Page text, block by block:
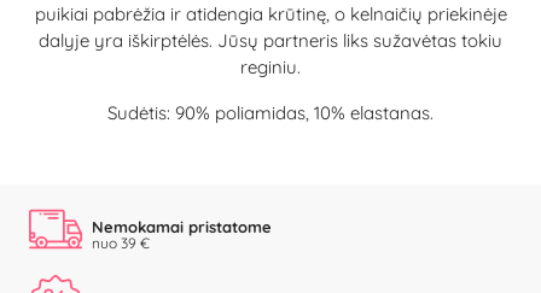
puikiai pabrėžia ir atidengia krūtinę, o kelnaičių priekinėje
dalyje yra iškirptėlės. Jūsų partneris liks sužavėtas tokiu
reginiu.
Sudėtis: 90% poliamidas, 10% elastanas.
Nemokamai pristatome
nuo 39 €